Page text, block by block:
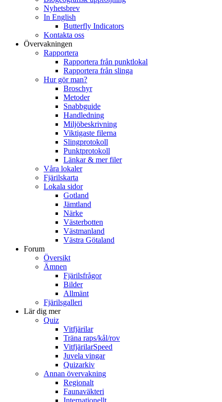
Nyhetsbrev
In English
Butterfly Indicators
Kontakta oss
Övervakningen
Rapportera
Rapportera från punktlokal
Rapportera från slinga
Hur gör man?
Broschyr
Metoder
Snabbguide
Handledning
Miljöbeskrivning
Viktigaste filerna
Slingprotokoll
Punktprotokoll
Länkar & mer filer
Våra lokaler
Fjärilskarta
Lokala sidor
Gotland
Jämtland
Närke
Västerbotten
Västmanland
Västra Götaland
Forum
Översikt
Ämnen
Fjärilsfrågor
Bilder
Allmänt
Fjärilsgalleri
Lär dig mer
Quiz
Vitfjärilar
Träna raps/kål/rov
VitfjärilarSpeed
Juvela vingar
Quizarkiv
Annan övervakning
Regionalt
Faunaväkteri
Internationellt